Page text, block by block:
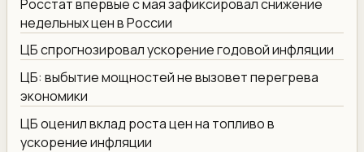
Росстат впервые с мая зафиксировал снижение
недельных цен в России
ЦБ спрогнозировал ускорение годовой инфляции
ЦБ: выбытие мощностей не вызовет перегрева
экономики
ЦБ оценил вклад роста цен на топливо в
ускорение инфляции